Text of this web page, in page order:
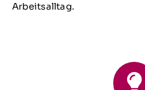
Arbeitsalltag.